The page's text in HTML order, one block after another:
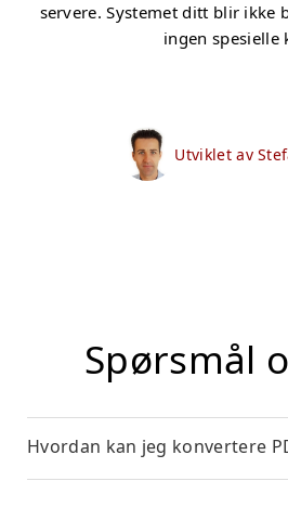
servere. Systemet ditt blir ikke
ingen spesielle
Utviklet av
Spørsmål
Hvordan kan jeg konvertere